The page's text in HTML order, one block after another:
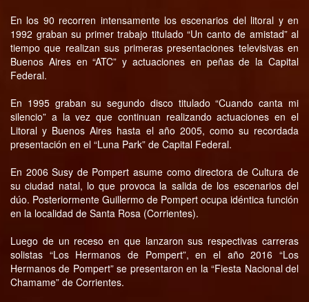
En los 90 recorren intensamente los escenarios del litoral y en
1992 graban su primer trabajo titulado “Un canto de amistad” al
tiempo que realizan sus primeras presentaciones televisivas en
Buenos Aires en “ATC” y actuaciones en peñas de la Capital
Federal.
En 1995 graban su segundo disco titulado “Cuando canta mi
silencio” a la vez que continuan realizando actuaciones en el
Litoral y Buenos Aires hasta el año 2005, como su recordada
presentación en el “Luna Park” de Capital Federal.
En 2006 Susy de Pompert asume como directora de Cultura de
su ciudad natal, lo que provoca la salida de los escenarios del
dúo. Posteriormente Guillermo de Pompert ocupa idéntica función
en la localidad de Santa Rosa (Corrientes).
Luego de un receso en que lanzaron sus respectivas carreras
solistas “Los Hermanos de Pompert”, en el año 2016 “Los
Hermanos de Pompert” se presentaron en la “Fiesta Nacional del
Chamame” de Corrientes.